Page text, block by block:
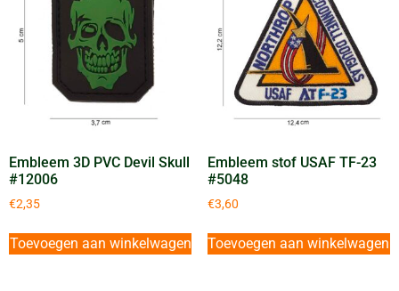
Embleem 3D PVC Devil Skull
#12006
€2,35
Toevoegen aan winkelwagen
Embleem stof USAF TF-23
#5048
€3,60
Toevoegen aan winkelwagen